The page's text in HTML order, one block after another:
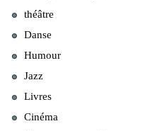
théâtre
Danse
Humour
Jazz
Livres
Cinéma